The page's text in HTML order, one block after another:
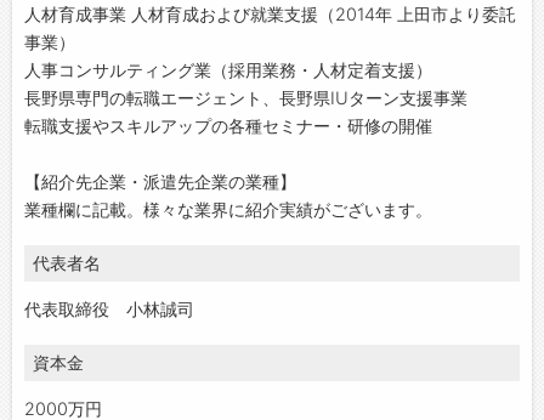
人材育成事業 人材育成および就業支援（2014年 上田市より委託
事業）
人事コンサルティング業（採用業務・人材定着支援）
長野県専門の転職エージェント、長野県IUターン支援事業
転職支援やスキルアップの各種セミナー・研修の開催
【紹介先企業・派遣先企業の業種】
業種欄に記載。様々な業界に紹介実績がございます。
代表者名
代表取締役 小林誠司
資本金
2000万円